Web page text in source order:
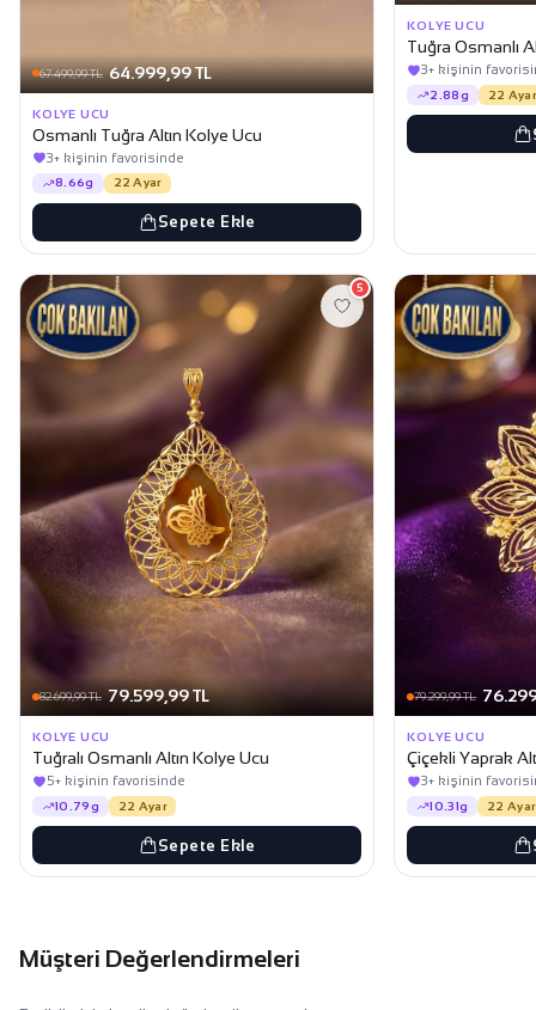
67.499,99 TL 64.999,99 TL
KOLYE UCU
Osmanlı Tuğra Altın Kolye Ucu
3+ kişinin favorisinde
8.66g 22 Ayar
Sepete Ekle
KOLYE UCU
Tuğra Osmanlı
3+ kişinin
2.88g 22 Ayar
82.699,99 TL 79.599,99 TL
5
KOLYE UCU
Tuğralı Osmanlı Altın Kolye Ucu
5+ kişinin favorisinde
10.79g 22 Ayar
Sepete Ekle
79.299,99 TL
KOLYE UCU
Çiçekli Yaprak
3+ kişinin
10.31g 22 Ayar
Müşteri Değerlendirmeleri